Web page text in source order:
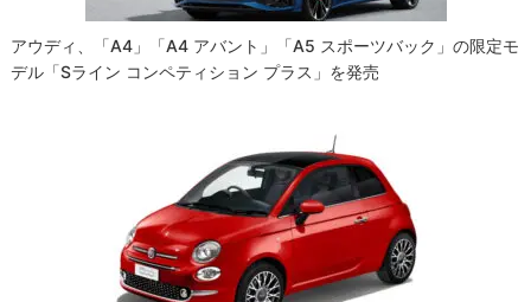
アウディ、「A4」「A4 アバント」「A5 スポーツバック」の限定モ
デル「Sライン コンペティション プラス」を発売